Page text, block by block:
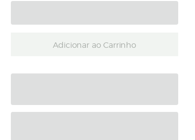
Adicionar ao Carrinho